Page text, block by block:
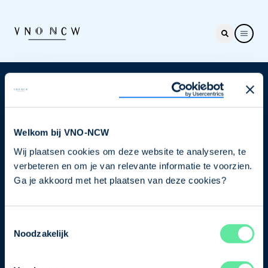
Welkom bij VNO-NCW
Wij plaatsen cookies om deze website te analyseren, te
verbeteren en om je van relevante informatie te voorzien.
Ga je akkoord met het plaatsen van deze cookies?
Noodzakelijk
Nieuwsbrief
je nu in voor de VNO-NCW nieuwsbrief.
Schrijf je in
Direct naar
Ons verhaal